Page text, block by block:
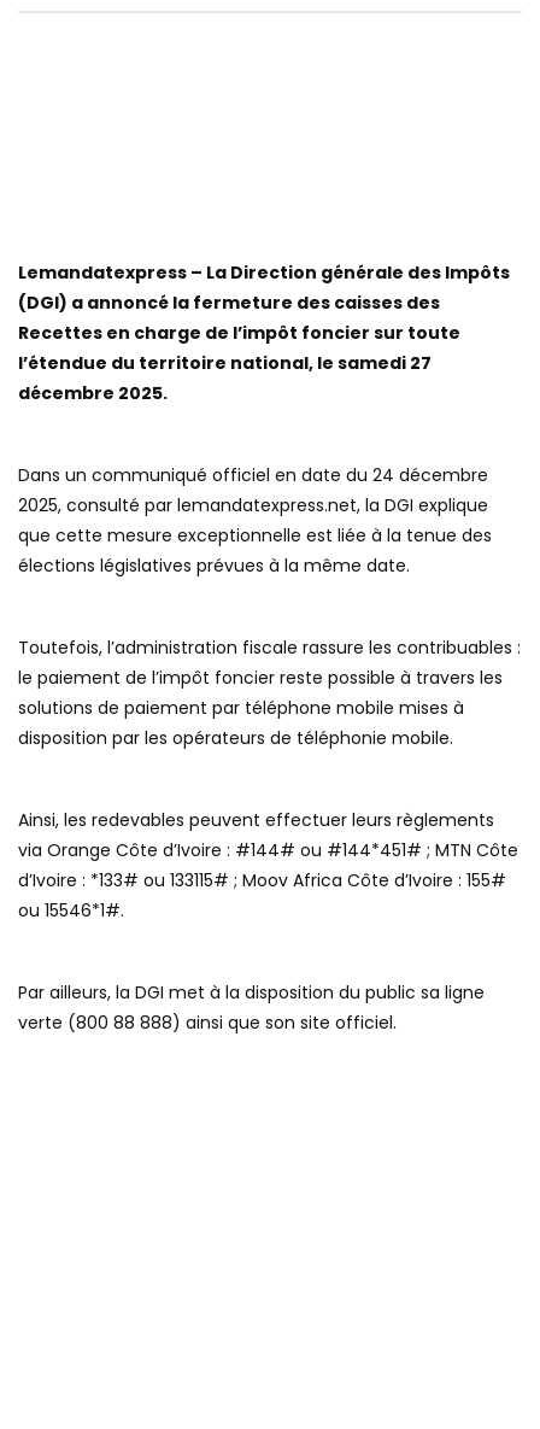
Lemandatexpress – La Direction générale des Impôts
(DGI) a annoncé la fermeture des caisses des
Recettes en charge de l’impôt foncier sur toute
l’étendue du territoire national, le samedi 27
décembre 2025.
Dans un communiqué officiel en date du 24 décembre
2025, consulté par lemandatexpress.net, la DGI explique
que cette mesure exceptionnelle est liée à la tenue des
élections législatives prévues à la même date.
Toutefois, l’administration fiscale rassure les contribuables :
le paiement de l’impôt foncier reste possible à travers les
solutions de paiement par téléphone mobile mises à
disposition par les opérateurs de téléphonie mobile.
Ainsi, les redevables peuvent effectuer leurs règlements
via Orange Côte d’Ivoire : #144# ou #144*451# ; MTN Côte
d’Ivoire : *133# ou 133115# ; Moov Africa Côte d’Ivoire : 155#
ou 15546*1#.
Par ailleurs, la DGI met à la disposition du public sa ligne
verte (800 88 888) ainsi que son site officiel.